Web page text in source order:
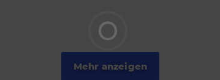
Mehr anzeigen